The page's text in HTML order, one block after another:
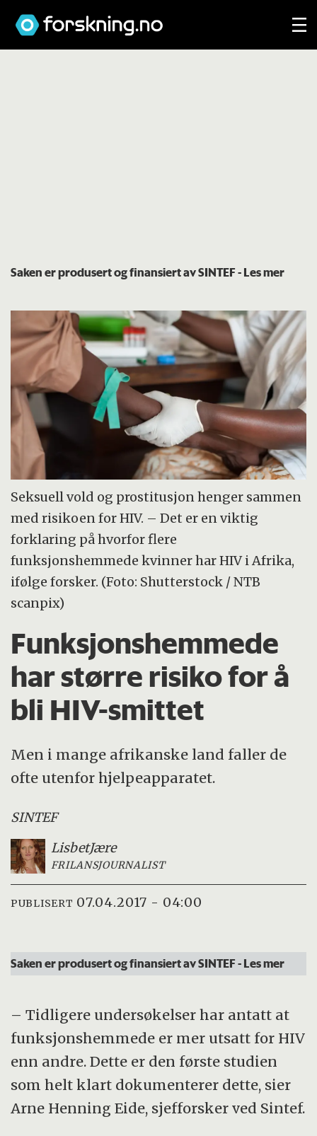
Saken er produsert og finansiert av SINTEF- Les mer
Seksuell vold og prostitusjon henger sammen
med risikoen for HIV. – Det er en viktig
forklaring på hvorfor flere
funksjonshemmede kvinner har HIV i Afrika,
ifølge forsker. (Foto: Shutterstock / NTB
scanpix)
Funksjonshemmede
har større risiko for å
bli HIV-smittet
Men i mange afrikanske land faller de
ofte utenfor hjelpeapparatet.
SINTEF
LisbetJære
FRILANSJOURNALIST
PUBLISERT 07.04.2017 - 04:00
Saken er produsert og finansiert av SINTEF- Les mer
– Tidligere undersøkelser har antatt at
funksjonshemmede er mer utsatt for HIV
enn andre. Dette er den første studien
som helt klart dokumenterer dette, sier
Arne Henning Eide, sjefforsker ved Sintef.